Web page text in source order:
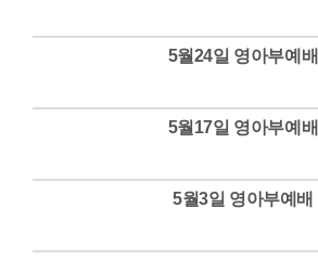
5월24일 영아부예배
5월17일 영아부예배
5월3일 영아부예배